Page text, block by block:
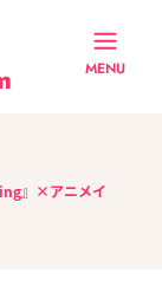
MENU
』×アニメイ